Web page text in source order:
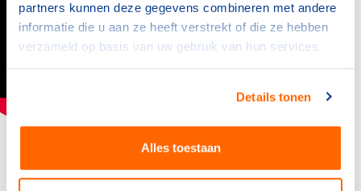
partners kunnen deze gegevens combineren met andere
informatie die u aan ze heeft verstrekt of die ze hebben
verzameld op basis van uw gebruik van hun services.
Details tonen
Alles toestaan
Deel dit artikel op social media: